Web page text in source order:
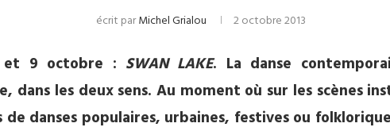
écrit parMichel Grialou 2 octobre 2013
et 9 octobre : SWAN LAKE. La danse
dans les deux sens. Au moment où sur les scènes
de danses populaires, urbaines, festives ou